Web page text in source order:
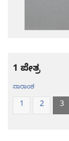
1 ಪೇತ್ರ
ಸಾರಾಂಶ
1 2 3